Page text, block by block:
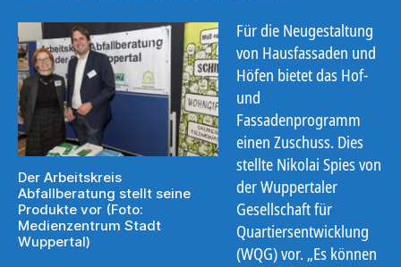
Der Arbeitskreis
Abfallberatung stellt seine
Produkte vor (Foto:
Medienzentrum Stadt
Wuppertal)
Für die Neugestaltung
von Hausfassaden und
Höfen bietet das Hof-
und
Fassadenprogramm
einen Zuschuss. Dies
stellte Nikolai Spies von
der Wuppertaler
Gesellschaft für
Quartiersentwicklung
(WQG) vor. „Es können